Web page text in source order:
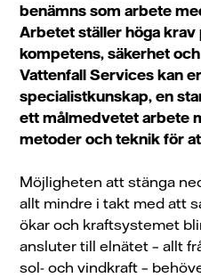
benämns som arbete
Arbetet ställer höga krav
kompetens, säkerhet
Vattenfall Services kan
specialistkunskap, en
ett målmedvetet arbete
metoder och teknik för
Möjligheten att stänga
allt mindre i takt med att
ökar och kraftsystemet
ansluter till elnätet – allt
sol- och vindkraft –